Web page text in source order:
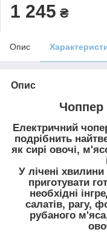
1 245 ₴
Опис
Опис
Чоппер
Електричний
подрібнить
як сирі овочі,
У лічені
приготувати
необхідні
салатів, рагу,
рубаного